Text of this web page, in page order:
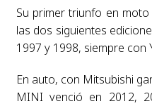
Su primer triunfo en
las dos siguientes
1997 y 1998, siempre con
En auto, con Mitsubishi
MINI venció en 2012,